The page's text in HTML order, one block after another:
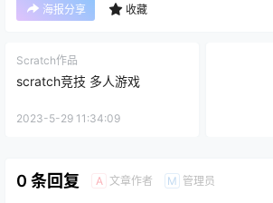
海报分享 收藏
Scratch作品
scratch竞技 多人游戏
2023-5-29 11:34:09
0 条回复 A 文章作者 M 管理员